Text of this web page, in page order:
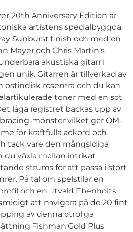
20th Anniversary Edition är
artistens specialbyggda
Sunburst finish och med en
Mayer och Chris Martin s
akustiska gitarr i
unik. Gitarren är tillverkad av
ostindisk rosenträ och du kan
toner med en söt
låga registret backas upp av
mönster vilket ger OM-
för kraftfulla ackord och
tack vare den mångsidiga
du växla mellan intrikat
strums för att passa i stort
På tal om spelstilar en
och en utvald Ebenholts
att navigera på de 20 fint
av denna otroliga
Fishman Gold Plus